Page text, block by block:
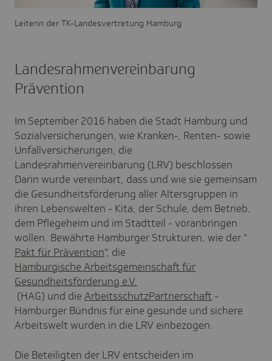
Leiterin der TK-Landesvertretung Hamburg
Landesrahmenvereinbarung
Prävention
Im September 2016 haben die Stadt Hamburg und
Sozialversicherungen, wie Kranken-, Renten- sowie
Unfallversicherungen, die
Landesrahmenvereinbarung (LRV) beschlossen.
Darin wurde vereinbart, dass und wie sie gemeinsam
die Gesundheitsförderung aller Altersgruppen in
ihren Lebenswelten - Kita, der Schule, dem Betrieb,
dem Pflegeheim und im Stadtteil - voranbringen
wollen. Bewährte Hamburger Strukturen, wie der "
Pakt für Prävention", die
Hamburgische Arbeitsgemeinschaft für
Gesundheitsförderung e.V.
(HAG) und die ArbeitsschutzPartnerschaft -
Hamburger Bündnis für eine gesunde und sichere
Arbeitswelt wurden in die LRV einbezogen.
Die Beteiligten der LRV entscheiden im